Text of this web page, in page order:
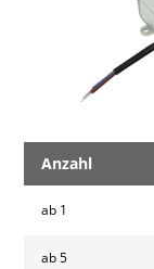
Anzahl
ab 1
ab5